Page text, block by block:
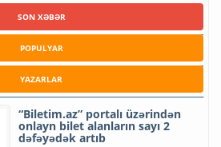
SON XƏBƏR
POPULYAR
YAZARLAR
“Biletim.az” portalı üzərindən
onlayn bilet alanların sayı 2
dəfəyədək artıb